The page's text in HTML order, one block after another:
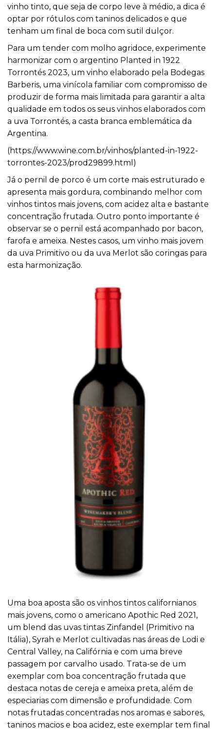
vinho tinto, que seja de corpo leve à médio, a dica é
optar por rótulos com taninos delicados e que
tenham um final de boca com sutil dulçor.
Para um tender com molho agridoce, experimente
harmonizar com o argentino Planted in 1922
Torrontés 2023, um vinho elaborado pela Bodegas
Barberis, uma vinícola familiar com compromisso de
produzir de forma mais limitada para garantir a alta
qualidade em todos os seus vinhos elaborados com
a uva Torrontés, a casta branca emblemática da
Argentina.
(https://www.wine.com.br/vinhos/planted-in-1922-
torrontes-2023/prod29899.html )
Já o pernil de porco é um corte mais estruturado e
apresenta mais gordura, combinando melhor com
vinhos tintos mais jovens, com acidez alta e bastante
concentração frutada. Outro ponto importante é
observar se o pernil está acompanhado por bacon,
farofa e ameixa. Nestes casos, um vinho mais jovem
da uva Primitivo ou da uva Merlot são coringas para
esta harmonização.
Uma boa aposta são os vinhos tintos californianos
mais jovens, como o americano Apothic Red 2021,
um blend das uvas tintas Zinfandel (Primitivo na
Itália), Syrah e Merlot cultivadas nas áreas de Lodi e
Central Valley, na Califórnia e com uma breve
passagem por carvalho usado. Trata-se de um
exemplar com boa concentração frutada que
destaca notas de cereja e ameixa preta, além de
especiarias com dimensão e profundidade. Com
notas frutadas concentradas nos aromas e sabores,
taninos macios e boa acidez, este exemplar tem final